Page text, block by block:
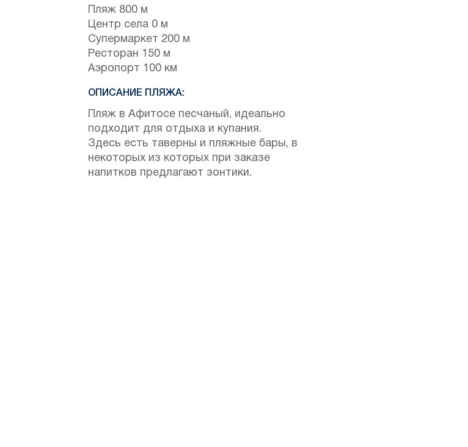
Пляж 800 м
Центр села 0 м
Супермаркет 200 м
Ресторан 150 м
Аэропорт 100 км
ОПИСАНИЕ ПЛЯЖА:
Пляж в Афитосе песчаный, идеально
подходит для отдыха и купания.
Здесь есть таверны и пляжные бары, в
некоторых из которых при заказе
напитков предлагают зонтики.